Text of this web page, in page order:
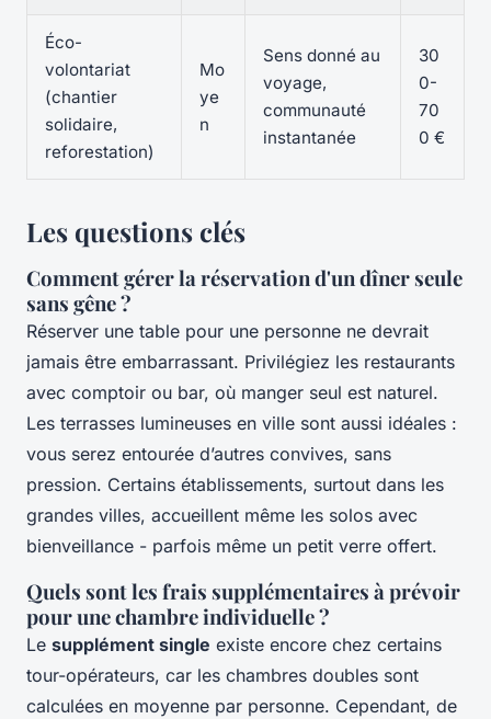
Éco-
volontariat
(chantier
solidaire,
reforestation)
Mo
ye
n
Sens donné au
voyage,
communauté
instantanée
30
0-
70
0 €
Les questions clés
Comment gérer la réservation d'un dîner seule
sans gêne ?
Réserver une table pour une personne ne devrait
jamais être embarrassant. Privilégiez les restaurants
avec comptoir ou bar, où manger seul est naturel.
Les terrasses lumineuses en ville sont aussi idéales :
vous serez entourée d’autres convives, sans
pression. Certains établissements, surtout dans les
grandes villes, accueillent même les solos avec
bienveillance - parfois même un petit verre offert.
Quels sont les frais supplémentaires à prévoir
pour une chambre individuelle ?
Le supplément single existe encore chez certains
tour-opérateurs, car les chambres doubles sont
calculées en moyenne par personne. Cependant, de